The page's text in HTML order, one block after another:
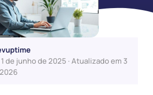
de junho de 2025 · Atualizado em 3